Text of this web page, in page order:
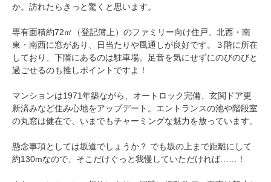
か。訪れたらきっと驚くと思います。
専有面積約72㎡（登記簿上）のファミリー向け住戸。北西・南
東・南西に窓があり、日当たりや風通しが良好です。３階に所在
しており、下階にあるのは駐車場。足音を気にせずにのびのびと
過ごせるのも推しポイントですよ！
マンションは1971年築ながら、オートロック完備、玄関ドア更
新済みなど住み心地をアップデート。エントランスの池や階段室
の丸窓は健在で、いまでもチャーミングな魅力を放っています。
懸念事項としては坂道でしょうか？ でも坂の上まで距離にして
約130mなので、そこだけぐっと我慢していただければ……！